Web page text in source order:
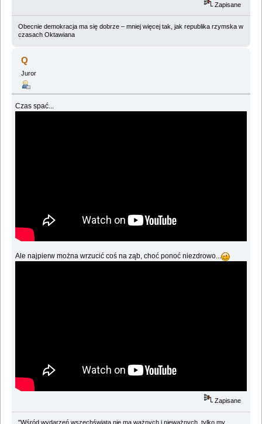
Zapisane
Obecnie demokracja ma się dobrze – mniej więcej tak, jak republika rzymska w
czasach Oktawiana
Q
Juror
Czas spać...
Ale najpierw można wrzucić coś na ząb, choć ponoć niezdrowo...
Zapisane
"Wśród wydarzeń wszechświata nie ma ważnych i nieważnych, tylko my